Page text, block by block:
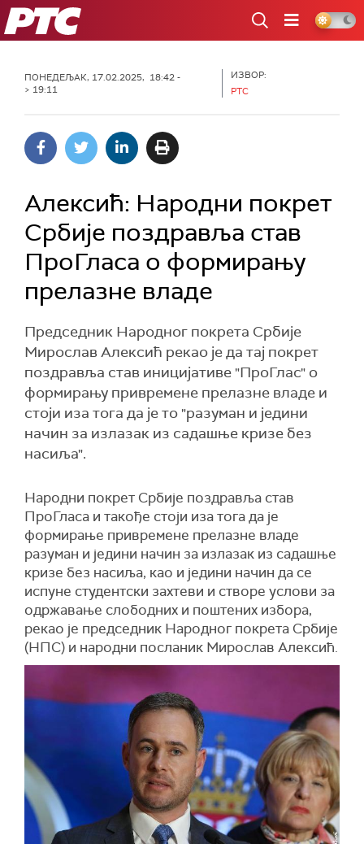
РТС
ПОНЕДЕЉАК, 17.02.2025, 18:42 -
> 19:11
ИЗВОР:
РТС
Алексић: Народни покрет
Србије поздравља став
ПроГласа о формирању
прелазне владе
Председник Народног покрета Србије
Мирослав Алексић рекао је да тај покрет
поздравља став иницијативе "ПроГлас" о
формирању привремене прелазне владе и
стоји иза тога да је то "разуман и једини
начин за излазак из садашње кризе без
насиља".
Народни покрет Србије поздравља став
ПроГласа и такође стоји иза тога да је
формирање привремене прелазне владе
разуман и једини начин за излазак из садашње
кризе без насиља, као и једини начин да се
испуне студентски захтеви и створе услови за
одржавање слободних и поштених избора,
рекао је председник Народног покрета Србије
(НПС) и народни посланик Мирослав Алексић.